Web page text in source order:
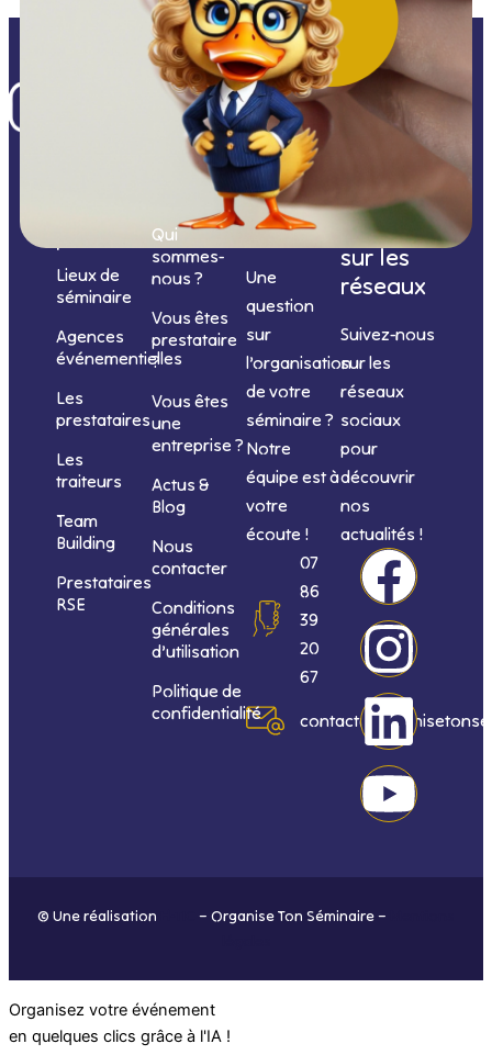
prestations
Lieux de
séminaire
Agences
événementielles
Les
prestataires
Les
traiteurs
Team
Building
Prestataires
RSE
Informations
Qui
sommes-
nous ?
Vous êtes
prestataire
?
Vous êtes
une
entreprise ?
Actus &
Blog
Nous
contacter
Conditions
générales
d’utilisation
Politique de
confidentialité
Nous
contacter
Une
question
sur
l’organisation
de votre
séminaire ?
Notre
équipe est à
votre
écoute !
07
86
39
20
67
Nous
suivre
sur les
réseaux
Suivez-nous
sur les
réseaux
sociaux
pour
découvrir
nos
actualités !
F
a
c
e
b
I
n
s
t
a
L
i
n
k
e
Y
o
u
t
u
© Une réalisation – Organise Ton Séminaire –
Organisez votre événement
en quelques clics grâce à l'IA !